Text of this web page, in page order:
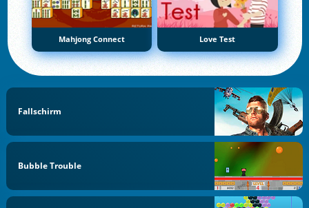
Mahjong Connect Love Test
Fallschirm
Bubble Trouble